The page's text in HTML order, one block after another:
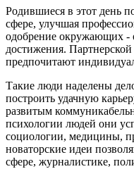
Родившиеся в этот день
сфере, улучшая
одобрение окружающих -
достижения.
предпочитают
Такие люди наделены
построить удачную
развитым
психологии людей они
социологии, медицины,
новаторские идеи
сфере, журналистике,